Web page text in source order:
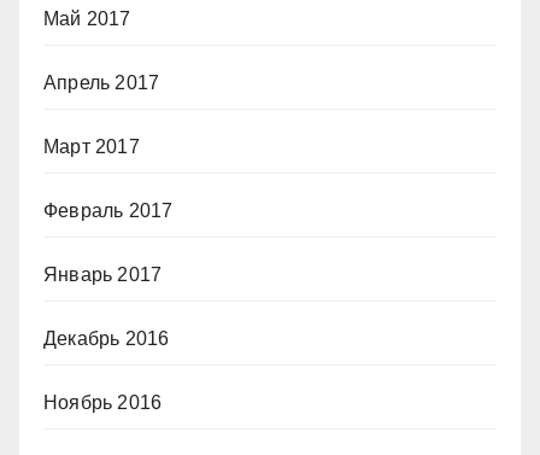
Май 2017
Апрель 2017
Март 2017
Февраль 2017
Январь 2017
Декабрь 2016
Ноябрь 2016